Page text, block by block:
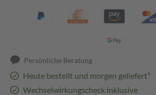
Persönliche Beratung
Heute bestellt und morgen geliefert³
Wechselwirkungscheck inklusive